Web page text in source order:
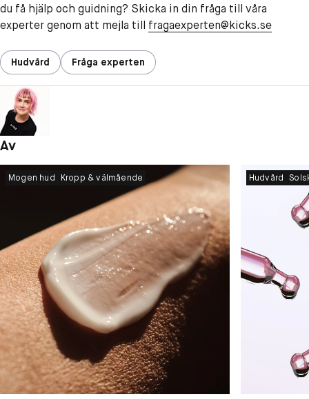
du få hjälp och guidning? Skicka in din fråga till våra
experter genom att mejla till fragaexperten@kicks.se
Hudvård Fråga experten
Av
Mogen hud Kropp & välmående Hudvård